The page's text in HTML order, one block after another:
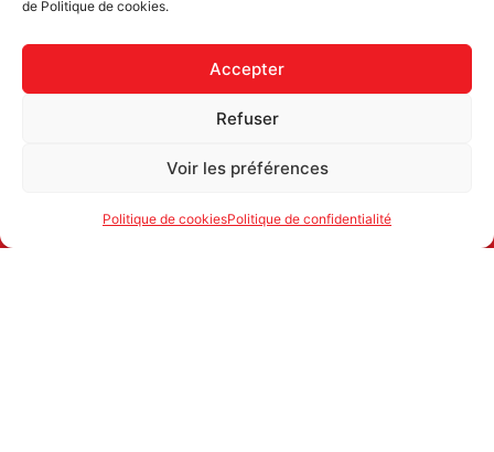
de Politique de cookies.
Accepter
Refuser
Voir les préférences
Politique de cookiesPolitique de confidentialité